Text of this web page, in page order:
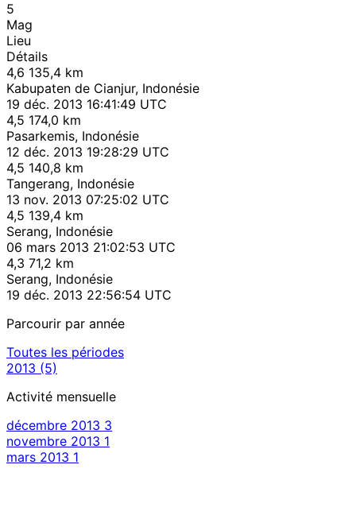
5
Mag
Lieu
Détails
4,6 135,4 km
Kabupaten de Cianjur, Indonésie
19 déc. 2013 16:41:49 UTC
4,5 174,0 km
Pasarkemis, Indonésie
12 déc. 2013 19:28:29 UTC
4,5 140,8 km
Tangerang, Indonésie
13 nov. 2013 07:25:02 UTC
4,5 139,4 km
Serang, Indonésie
06 mars 2013 21:02:53 UTC
4,3 71,2 km
Serang, Indonésie
19 déc. 2013 22:56:54 UTC
Parcourir par année
Toutes les périodes
2013 (5)
Activité mensuelle
décembre 2013 3
novembre 2013 1
mars 2013 1